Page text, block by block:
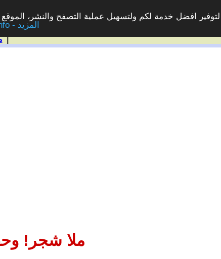
لتوفير افضل خدمة لكم ولتسهيل عملية التصفح والنشر،
More info - المزيد
|
ملا شجر!